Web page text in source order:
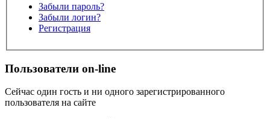
Забыли пароль?
Забыли логин?
Регистрация
Пользователи on-line
Сейчас один гость и ни одного зарегистрированного
пользователя на сайте